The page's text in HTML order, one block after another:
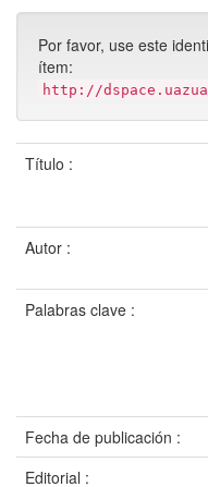
Por favor, use este
ítem:
http://
Título :
Autor :
Palabras clave :
Fecha de publicación :
Editorial :